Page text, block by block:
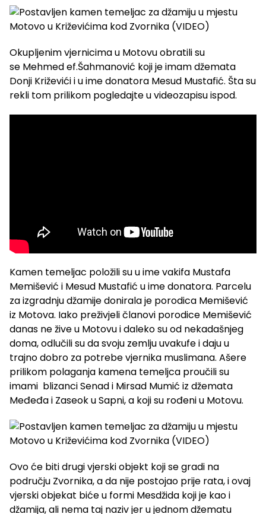
Okupljenim vjernicima u Motovu obratili su
se Mehmed ef.Šahmanović koji je imam džemata
Donji Križevići i u ime donatora Mesud Mustafić. Šta su
rekli tom prilikom pogledajte u videozapisu ispod.
Kamen temeljac položili su u ime vakifa Mustafa
Memišević i Mesud Mustafić u ime donatora. Parcelu
za izgradnju džamije donirala je porodica Memišević
iz Motova. Iako preživjeli članovi porodice Memišević
danas ne žive u Motovu i daleko su od nekadašnjeg
doma, odlučili su da svoju zemlju uvakufe i daju u
trajno dobro za potrebe vjernika muslimana. Ašere
prilikom polaganja kamena temeljca proučili su
imami blizanci Senad i Mirsad Mumić iz džemata
Međeđa i Zaseok u Sapni, a koji su rođeni u Motovu.
Ovo će biti drugi vjerski objekt koji se gradi na
području Zvornika, a da nije postojao prije rata, i ovaj
vjerski objekat biće u formi Mesdžida koji je kao i
džamija, ali nema taj naziv jer u jednom džematu